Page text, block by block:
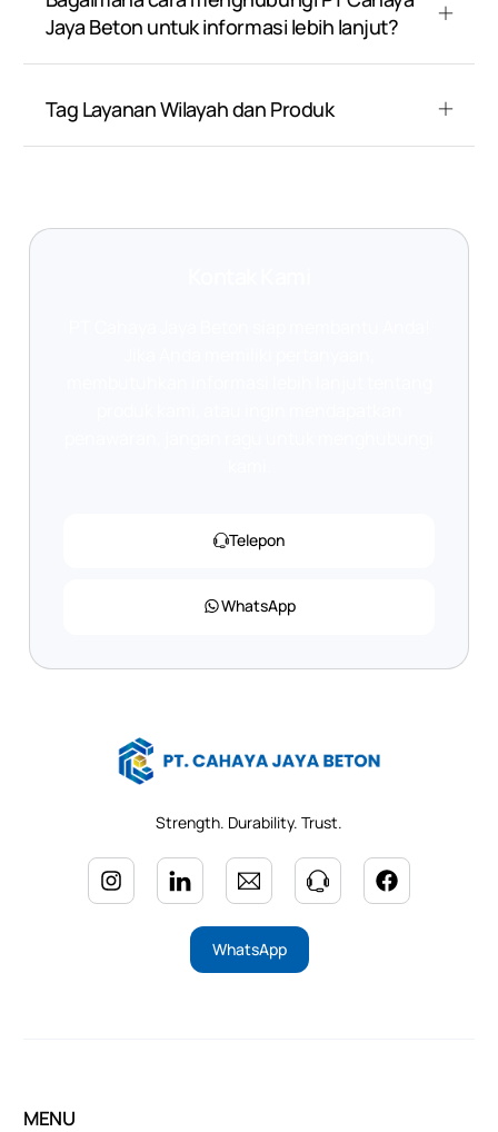
Jaya Beton untuk informasi lebih lanjut?
Tag Layanan Wilayah dan Produk
Telepon
WhatsApp
Strength. Durability. Trust.
WhatsApp
MENU